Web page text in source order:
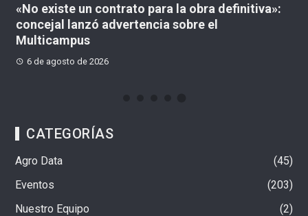
Cali está lista para la histórica posesión
presidencial de Abelardo De La Espriella
7 de agosto de 2026
CATEGORÍAS
Agro Data
45
Eventos
203
Nuestro Equipo
2